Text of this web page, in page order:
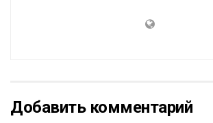
Добавить комментарий